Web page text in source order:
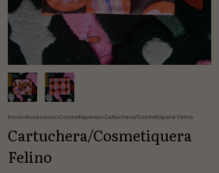
Inicio>Accesorios>Cosmetiqueras>Cartuchera/Cosmetiquera Felino
Cartuchera/Cosmetiquera
Felino